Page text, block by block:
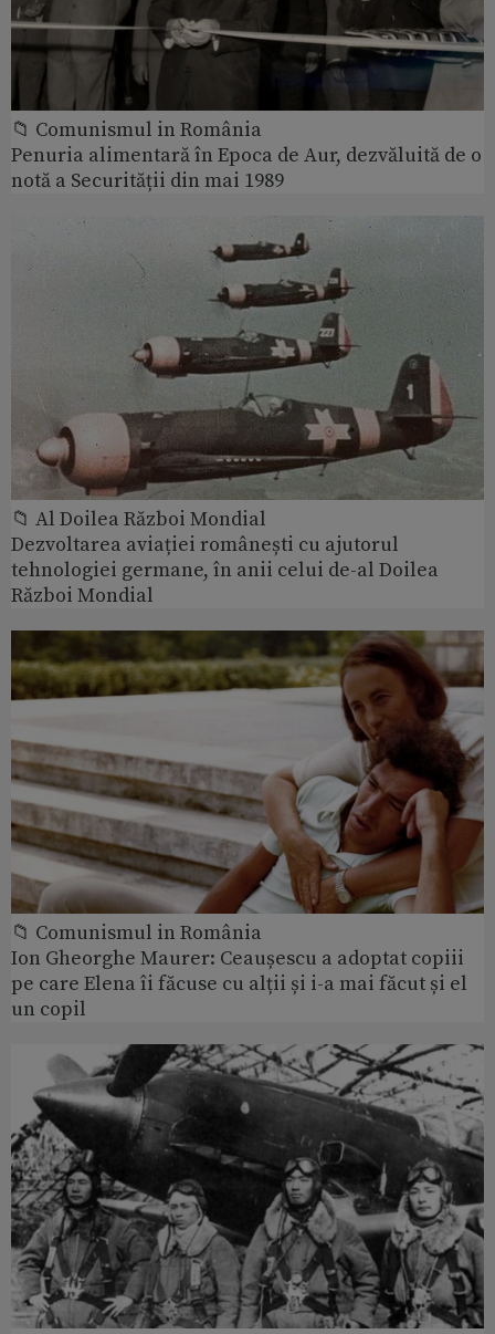
📁 Comunismul in România
Penuria alimentară în Epoca de Aur, dezvăluită de o
notă a Securității din mai 1989
📁 Al Doilea Război Mondial
Dezvoltarea aviației românești cu ajutorul
tehnologiei germane, în anii celui de-al Doilea
Război Mondial
📁 Comunismul in România
Ion Gheorghe Maurer: Ceaușescu a adoptat copiii
pe care Elena îi făcuse cu alții și i-a mai făcut și el
un copil